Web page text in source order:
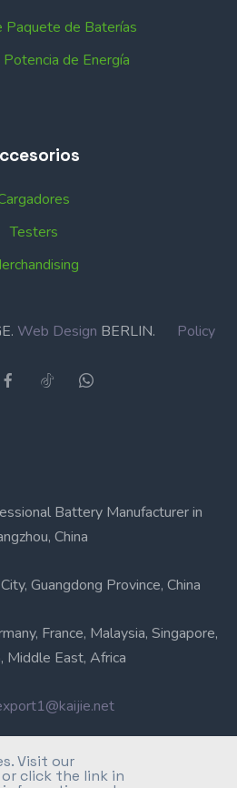
Visit our
or click the link in
Paquete de Baterías
de Energía
Testers
Web Design BERLIN. Policy
Battery Manufacturer in
China
Guangdong Province, China
France, Malaysia, Singapore,
Middle East, Africa
20-6631 3366